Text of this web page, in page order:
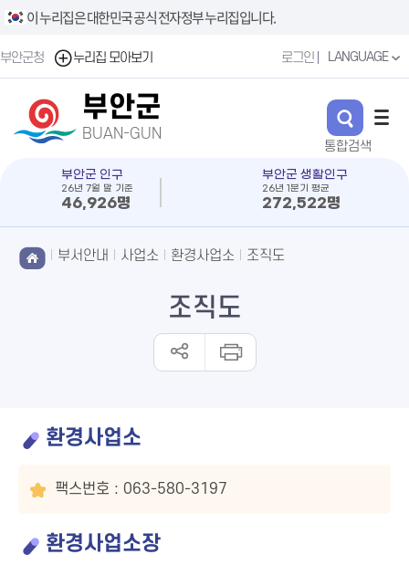
이 누리집은 대한민국 공식 전자정부 누리집입니다.
부안군청 누리집 모아보기 로그인 LANGUAGE
부안군
BUAN-GUN
부안군 인구
26년 7월 말 기준
46,926명
부안군 생활인구
26년 1분기 평균
272,522명
부서안내 사업소 환경사업소 조직도
조직도
환경사업소
팩스번호 : 063-580-3197
환경사업소장